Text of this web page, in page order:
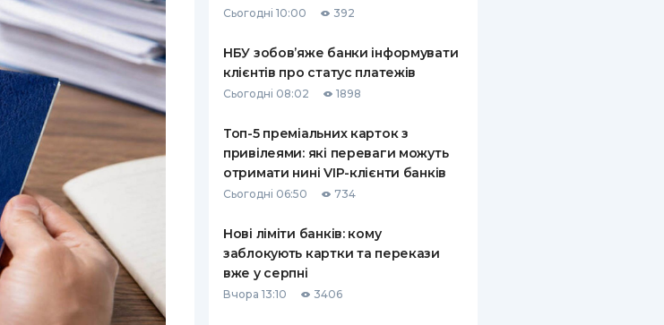
РЕЙТИНГ ДЕБЕТОВИХ
КАРТОК
ЩОМІСЯЧНИЙ ОГЛЯД
КЕШБЕКУ
ПУТІВНИКИ ПО
БАНКІВСЬКИХ КАРТКАХ
СТРАХУВАННЮ
ВСІ СТРАХОВІ ПОЛІСИ
ВІДГУКИ ПРО СТРАХОВІ
КОМПАНІЇ
КОНТАКТИ
Сьогодні 10:00 392
НБУ зобов’яже банки інформувати
клієнтів про статус платежів
Сьогодні 08:02 1898
Топ-5 преміальних карток з
привілеями: які переваги можуть
отримати нині VIP-клієнти банків
Сьогодні 06:50 734
Нові ліміти банків: кому
заблокують картки та перекази
вже у серпні
Вчора 13:10 3406